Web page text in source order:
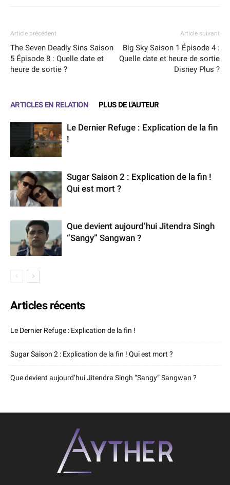
Article précédent
The Seven Deadly Sins Saison
5 Épisode 8 : Quelle date et
heure de sortie ?
Article suivant
Big Sky Saison 1 Épisode 4 :
Quelle date et heure de sortie
Disney Plus ?
ARTICLES EN RELATION PLUS DE L'AUTEUR
Le Dernier Refuge : Explication de la fin
!
Sugar Saison 2 : Explication de la fin !
Qui est mort ?
Que devient aujourd’hui Jitendra Singh
“Sangy” Sangwan ?
Articles récents
Le Dernier Refuge : Explication de la fin !
Sugar Saison 2 : Explication de la fin ! Qui est mort ?
Que devient aujourd’hui Jitendra Singh “Sangy” Sangwan ?